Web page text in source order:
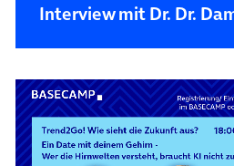
Interview mit Dr. Dr.